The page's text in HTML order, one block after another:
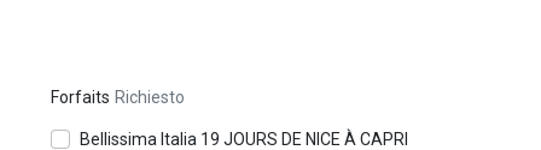
Forfaits Richiesto
Bellissima Italia 19 JOURS DE NICE À CAPRI